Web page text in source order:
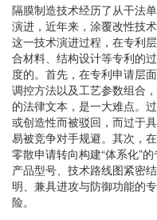
隔膜制造技术经历了从干法
演进，近年来，涂覆改性技
这一技术演进过程，在专利
合材料、结构设计等专利的
度的。首先，在专利申请层
调控方法以及工艺参数组合
的法律文本，是一大难点。
或创造性而被驳回，而过于
易被竞争对手规避。其次，
零散申请转向构建“体系化”
产品型号、技术路线图紧密
明、兼具进攻与防御功能的
险。